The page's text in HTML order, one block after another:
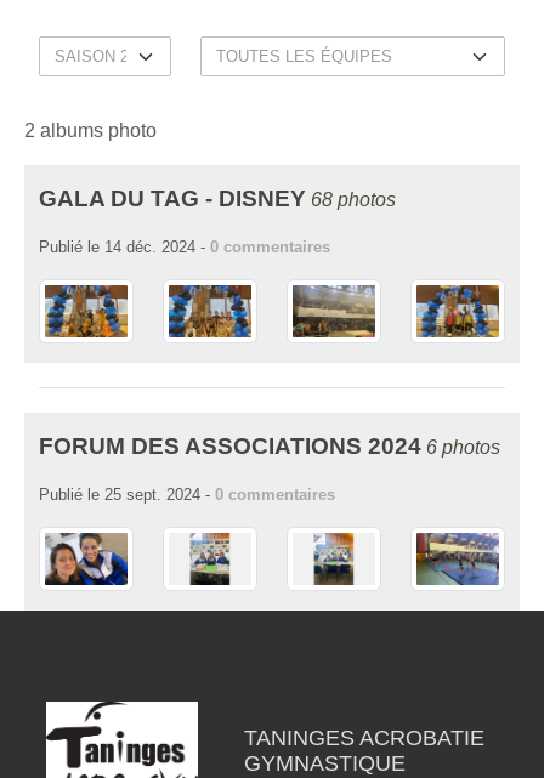
2 albums photo
GALA DU TAG - DISNEY 68 photos
Publié le 14 déc. 2024 - 0 commentaires
FORUM DES ASSOCIATIONS 2024 6 photos
Publié le 25 sept. 2024 - 0 commentaires
TANINGES ACROBATIE
GYMNASTIQUE